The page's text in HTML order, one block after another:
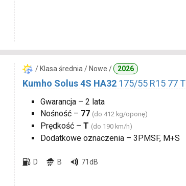
/ Klasa średnia / Nowe / 2026
Kumho Solus 4S HA32 175/55 R15 77 T
Gwarancja – 2 lata
Nośność – 77 (do 412 kg/oponę)
Prędkość – T (do 190 km/h)
Dodatkowe oznaczenia – 3PMSF, M+S
D B 71dB